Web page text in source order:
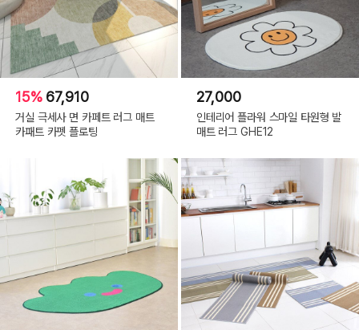
15% 67,910
거실 극세사 면 카페트 러그 매트
카패트 카펫 플로팅
27,000
인테리어 플라워 스마일 타원형 발
매트 러그 GHE12